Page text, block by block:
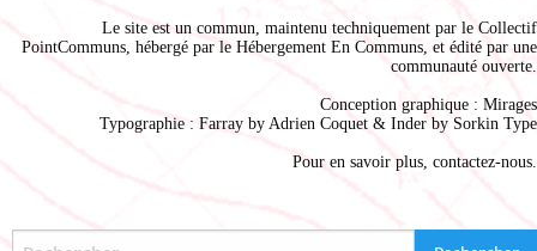
Le site est un commun, maintenu techniquement par le Collectif
PointCommuns , hébergé par le Hébergement En Communs , et édité par une
communauté ouverte.
Conception graphique : Mirages
Typographie : Farray by Adrien Coquet & Inder by Sorkin Type
Pour en savoir plus, contactez-nous